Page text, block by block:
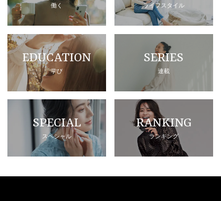
働く ライフスタイル
EDUCATION
学び
SERIES
連載
SPECIAL
スペシャル
RANKING
ランキング